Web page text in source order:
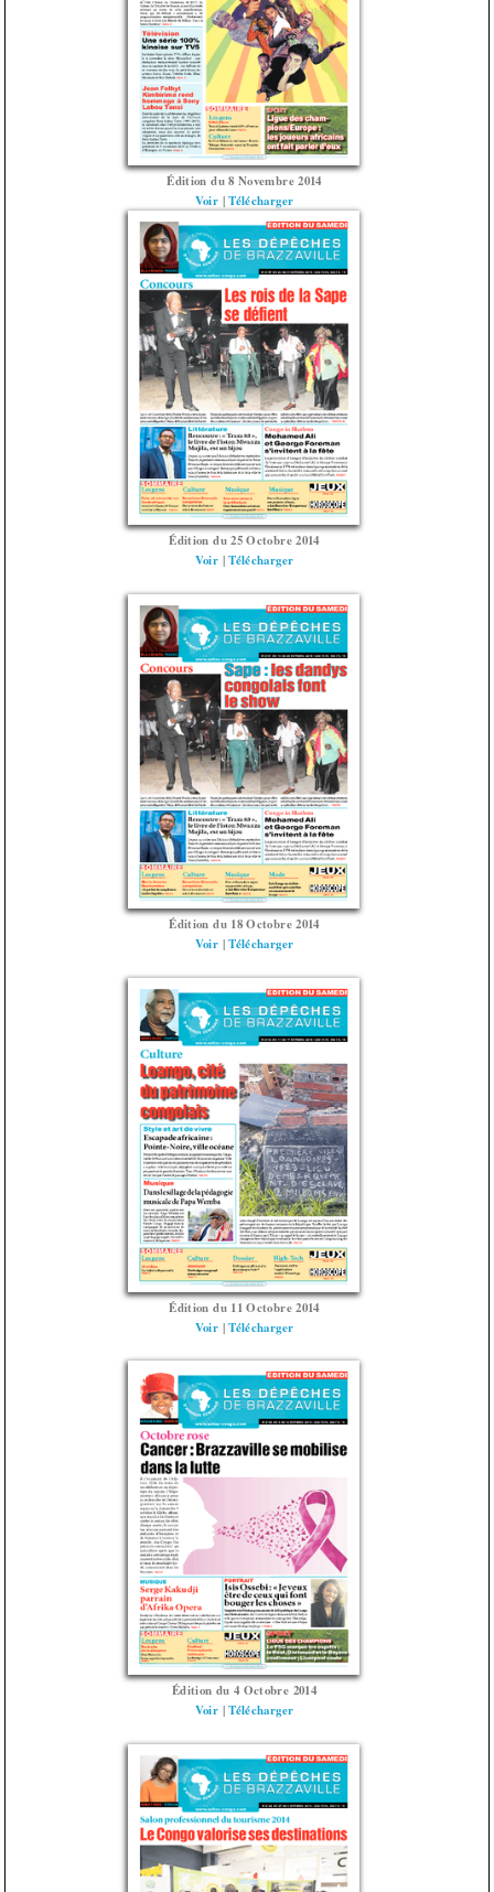
Édition du 8 Novembre 2014
Voir |Télécharger
Édition du 25 Octobre 2014
Voir |Télécharger
Édition du 18 Octobre 2014
Voir |Télécharger
Édition du 11 Octobre 2014
Voir |Télécharger
Édition du 4 Octobre 2014
Voir |Télécharger